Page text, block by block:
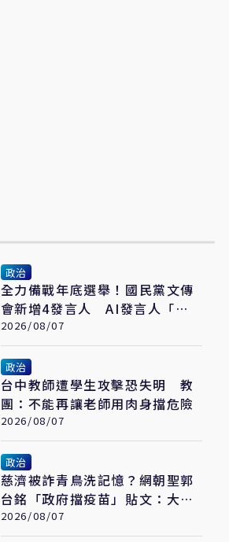
政治
全力備戰年底選舉！國民黨文傳
會新增4發言人 AI發言人「鄭
小文」亮相
2026/08/07
政治
台中教師遭學生攻擊恐失明 教
團：不能再讓老師用肉身擋危險
2026/08/07
政治
慈濟被詐青鳥洗記憶？網朝聖郭
台銘「政府擋疫苗」貼文：大小
姐說不要買
2026/08/07